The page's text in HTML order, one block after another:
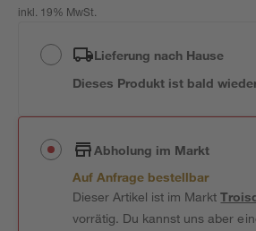
inkl. 19% MwSt.
Lieferung nach Hause
Dieses Produkt ist bald
Abholung im Markt
Auf Anfrage bestellbar
Dieser Artikel ist im Markt
vorrätig. Du kannst uns aber